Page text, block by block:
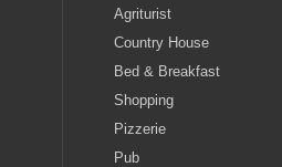
Agriturist
Country House
Bed & Breakfast
Shopping
Pizzerie
Pub